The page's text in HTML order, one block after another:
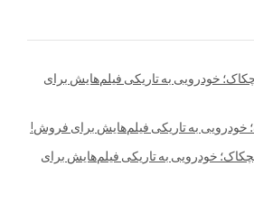
خودرویی به تاریکی فیلم‌هایش برای
خودرویی به تاریکی فیلم‌هایش برای فروش!
خودرویی به تاریکی فیلم‌هایش برای